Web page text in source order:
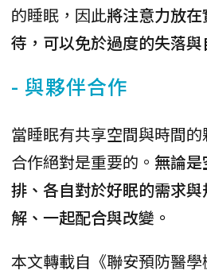
的睡眠，因此將注意力放
待，可以免於過度的失落與
- 與夥伴合作
當睡眠有共享空間與時間
合作絕對是重要的。 無論
排、各自對於好眠的需求
解、一起配合與改變。
本文轉載自《聯安預防醫學